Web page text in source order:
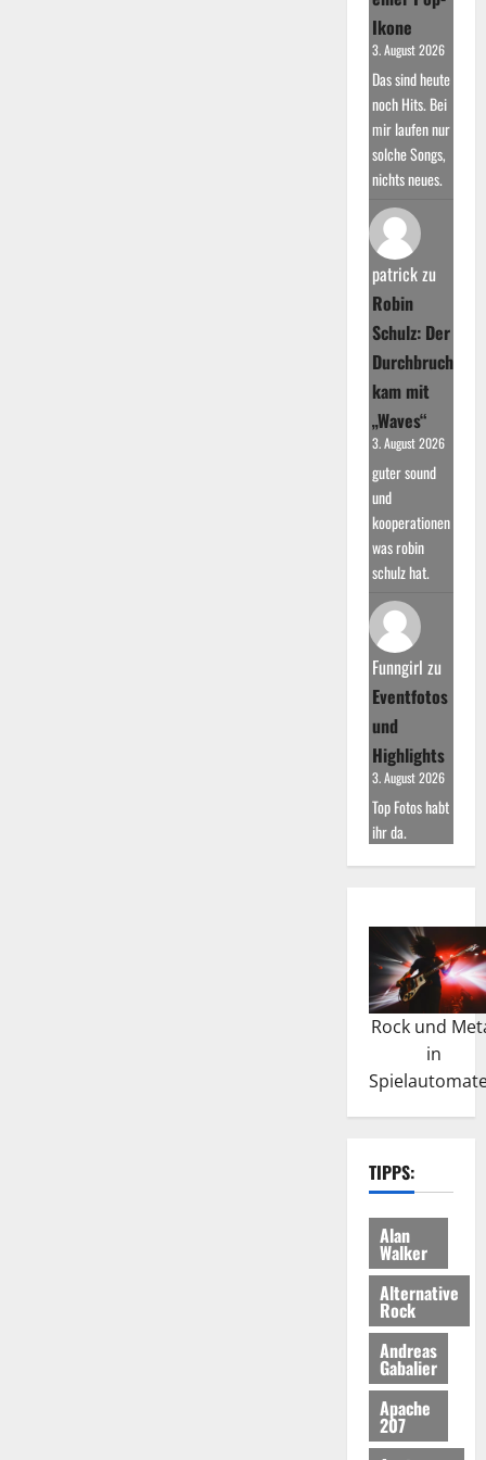
Ikone
3. August 2026
Das sind heute
noch Hits. Bei
mir laufen nur
solche Songs,
nichts neues.
patrickzu
Robin
Schulz: Der
Durchbruch
kam mit
„Waves“
3. August 2026
guter sound
und
kooperationen
was robin
schulz hat.
Funngirl zu
Eventfotos
und
Highlights
3. August 2026
Top Fotos habt
ihr da.
Rock und
in
TIPPS:
Alan
Walker
Alternative
Rock
Andreas
Gabalier
Apache
207